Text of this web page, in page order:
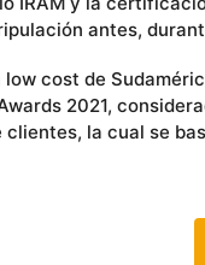
antes,
cost de
2021,
la cual se